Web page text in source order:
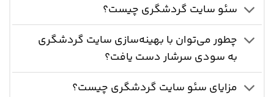
سئو سایت گردشگری چیست؟
چطور می‌توان با بهینه‌سازی سایت گردشگری
به سودی سرشار دست یافت؟
مزایای سئو سایت گردشگری چیست؟